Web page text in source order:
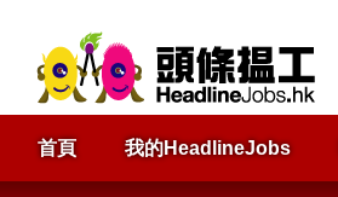
首頁 我的HeadlineJobs